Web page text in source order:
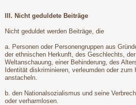
III. Nicht geduldete Beiträge
Nicht geduldet werden Beiträge, die
a. Personen oder Personengruppen aus
der ethnischen Herkunft, des Geschlechts,
Weltanschauung, einer Behinderung, des
Identität diskriminieren, verleumden oder zum
anstacheln.
b. den Nationalsozialismus und seine
oder verharmlosen.